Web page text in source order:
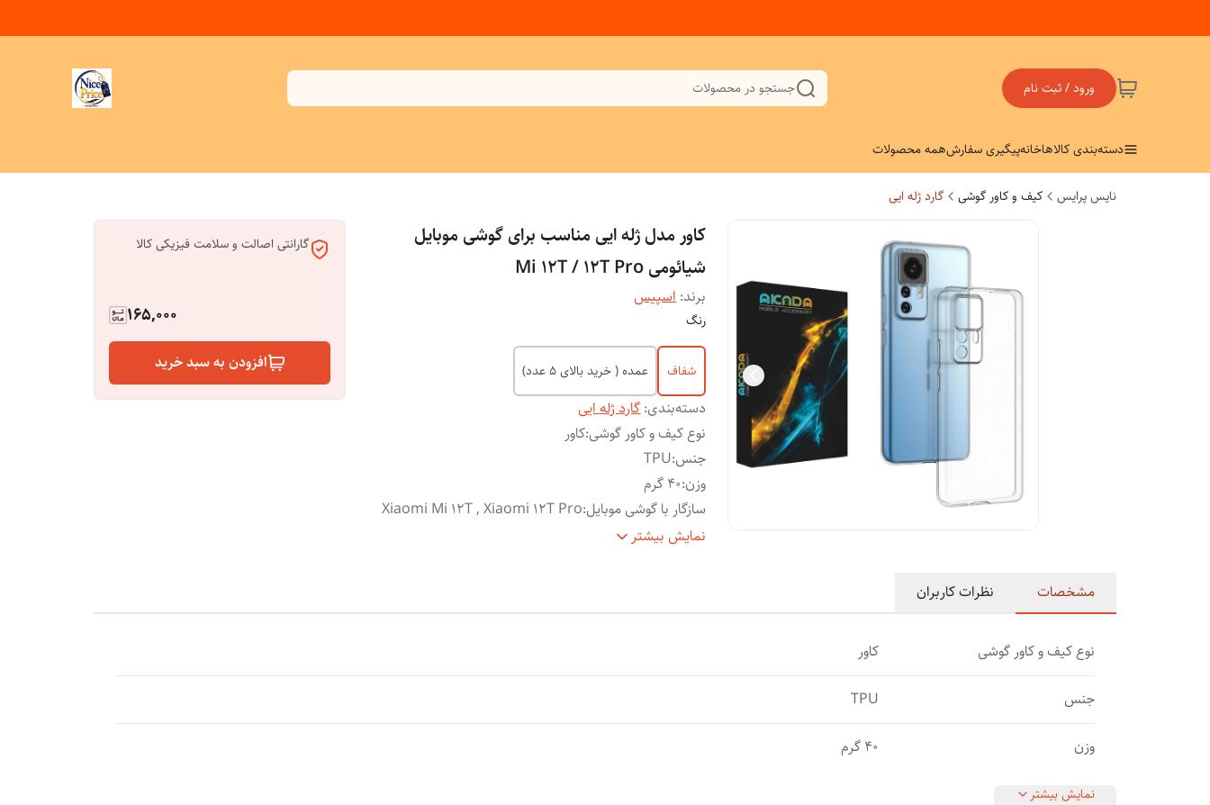
ورود / ثبت نام جستجو در محصولات
دسته‌بندی کالاهاخانهپیگیری سفارشهمه محصولات
نایس پرایس کیف و کاور گوشی گارد ژله ایی
کاور مدل ژله ایی مناسب برای گوشی موبایل
شیائومی Mi 12T / 12T Pro
برند:اسپیس
رنگ
شفاف عمده ( خرید بالای 5 عدد)
دسته‌بندی:گارد ژله ایی
نوع کیف و کاور گوشی:کاور
جنس:
TPU
وزن:40 گرم
سازگار با گوشی موبایل:
Xiaomi Mi 12T , Xiaomi 12T Pro
ساختار: شفاف
ویژگی‌های کیف و کاور:انعطاف پذیر
نمایش بیشتر
گارانتی اصالت و سلامت فیزیکی کالا
165,000
افزودن به سبد خرید
مشخصات نظرات کاربران
نوع کیف و کاور گوشی کاور
جنس TPU
وزن 40 گرم
نمایش بیشتر